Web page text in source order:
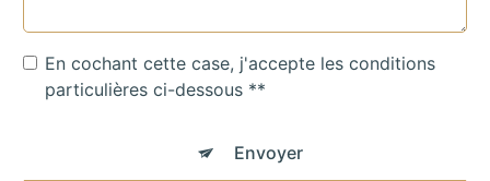
En cochant cette case, j'accepte les conditions
particulières ci-dessous **
Envoyer